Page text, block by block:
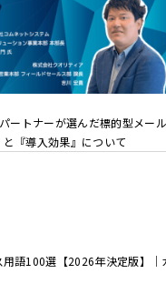
ートナーが選んだ標的型メー
と『導入効果』について
語100選【2026年決定版】｜